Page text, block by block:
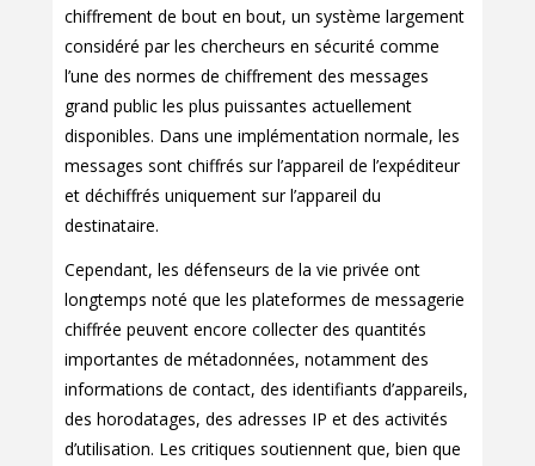
chiffrement de bout en bout, un système largement
considéré par les chercheurs en sécurité comme
l’une des normes de chiffrement des messages
grand public les plus puissantes actuellement
disponibles. Dans une implémentation normale, les
messages sont chiffrés sur l’appareil de l’expéditeur
et déchiffrés uniquement sur l’appareil du
destinataire.
Cependant, les défenseurs de la vie privée ont
longtemps noté que les plateformes de messagerie
chiffrée peuvent encore collecter des quantités
importantes de métadonnées, notamment des
informations de contact, des identifiants d’appareils,
des horodatages, des adresses IP et des activités
d’utilisation. Les critiques soutiennent que, bien que